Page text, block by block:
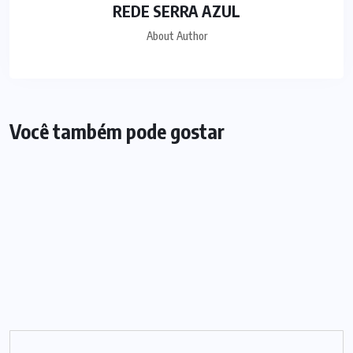
REDE SERRA AZUL
About Author
Você também pode gostar